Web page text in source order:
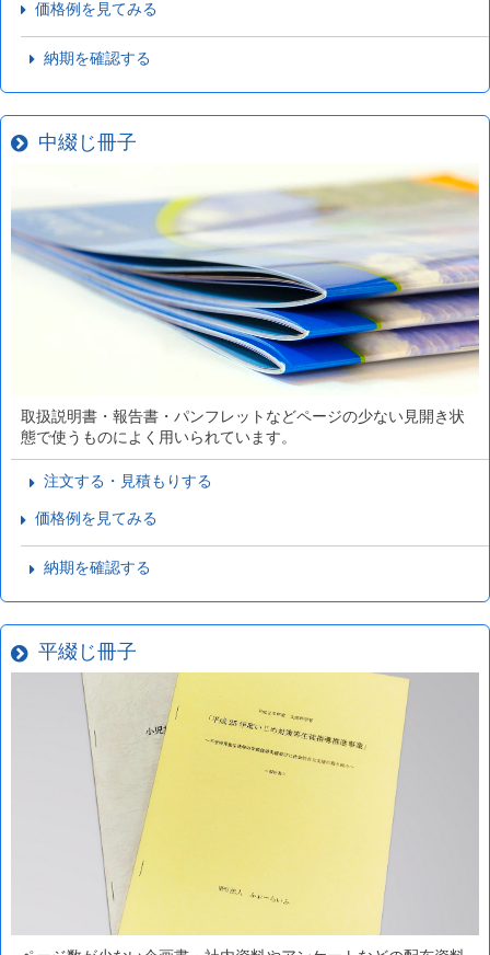
価格例を見てみる
納期を確認する
中綴じ冊子
取扱説明書・報告書・パンフレットなどページの少ない見開き状
態で使うものによく用いられています。
注文する・見積もりする
価格例を見てみる
納期を確認する
平綴じ冊子